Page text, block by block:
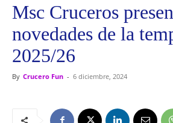
Msc Cruceros
novedades de la
2025/26
By Crucero Fun - 6 diciembre, 2024